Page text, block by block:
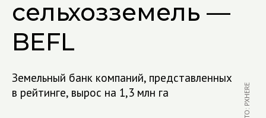
сельхозземель —
BEFL
Земельный банк компаний, представленных
в рейтинге, вырос на 1,3 млн га
ФОТО: PXHERE